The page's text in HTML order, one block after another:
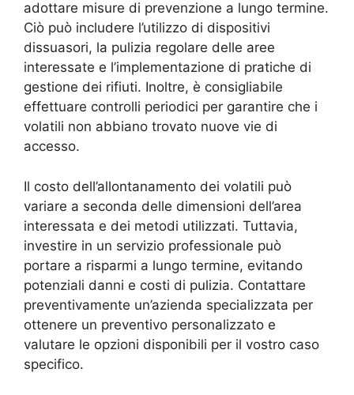
adottare misure di prevenzione a lungo termine.
Ciò può includere l’utilizzo di dispositivi
dissuasori, la pulizia regolare delle aree
interessate e l’implementazione di pratiche di
gestione dei rifiuti. Inoltre, è consigliabile
effettuare controlli periodici per garantire che i
volatili non abbiano trovato nuove vie di
accesso.
Il costo dell’allontanamento dei volatili può
variare a seconda delle dimensioni dell’area
interessata e dei metodi utilizzati. Tuttavia,
investire in un servizio professionale può
portare a risparmi a lungo termine, evitando
potenziali danni e costi di pulizia. Contattare
preventivamente un’azienda specializzata per
ottenere un preventivo personalizzato e
valutare le opzioni disponibili per il vostro caso
specifico.